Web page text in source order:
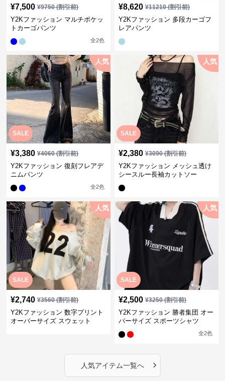
¥7,500 ¥9750(割引前)
Y2Kファッション マルチポケッ
トカーゴパンツ
全2色
¥8,620 ¥11210(割引前)
Y2Kファッション 多段カーゴフ
レアパンツ
SALE
人気
¥3,380 ¥4060(割引前)
Y2Kファッション 復刻フレアデ
ニムパンツ
全2色
SALE
人気
¥2,380 ¥3090(割引前)
Y2Kファッション メッシュ透け
シースルー長袖カットソー
SALE
人気
¥2,740 ¥3560(割引前)
Y2Kファッション 数字プリント
オーバーサイズ スウェット
SALE
人気
¥2,500 ¥3250(割引前)
Y2Kファッション 勝者集団 オー
バーサイズ スポーツシャツ
全2色
人気アイテム一覧へ ›